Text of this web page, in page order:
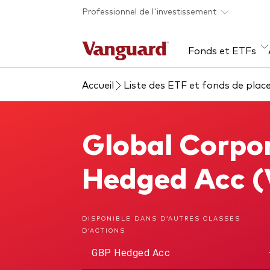
Skip to main content
Professionnel de l'investissement
Fonds et ETFs
Tous les produits
Liste des analyses
À propos de Vanguard
Accueil Liste des ETF et fonds de
Global
Hedged Acc
DISPONIBLE DANS D’AUTRES CLASSES
D’ACTIONS
GBP Hedged Acc